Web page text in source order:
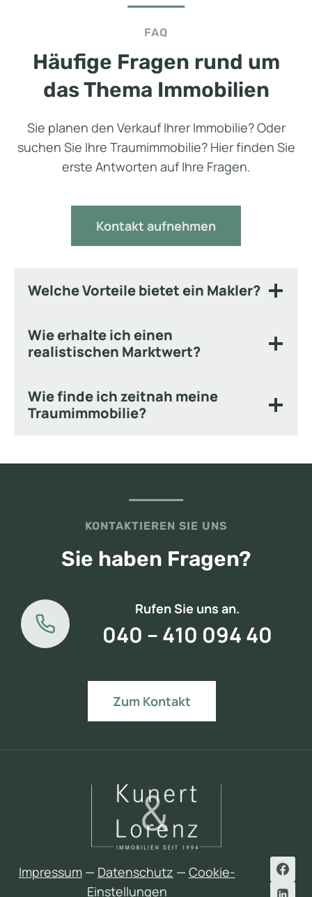
FAQ
Häufige Fragen rund um
das Thema Immobilien
Sie planen den Verkauf Ihrer Immobilie? Oder
suchen Sie Ihre Traumimmobilie? Hier finden Sie
erste Antworten auf Ihre Fragen.
Kontakt aufnehmen
Welche Vorteile bietet ein Makler?
Wie erhalte ich einen
realistischen Marktwert?
Wie finde ich zeitnah meine
Traumimmobilie?
KONTAKTIEREN SIE UNS
Sie haben Fragen?
Rufen Sie uns an.
040 – 410 094 40
Zum Kontakt
Impressum— Datenschutz — Cookie-
Einstellungen